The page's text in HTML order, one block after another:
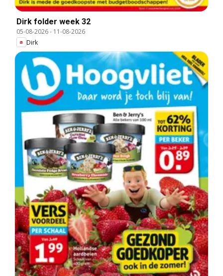
Dirk folder week 32
05-08-2026- 11-08-2026
Dirk